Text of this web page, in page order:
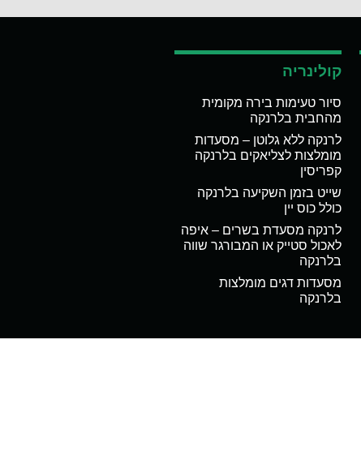
קולינריה
סיור טעימות בירה מקומית
מהחבית בלרנקה
לרנקה ללא גלוטן – מסעדות
מומלצות לצליאקים בלרנקה
קפריסין
שייט בזמן השקיעה בלרנקה
כולל כוס יין
לרנקה מסעדת בשרים – איפה
לאכול סטייק או המבורגר שווה
בלרנקה
מסעדות דגים מומלצות
בלרנקה